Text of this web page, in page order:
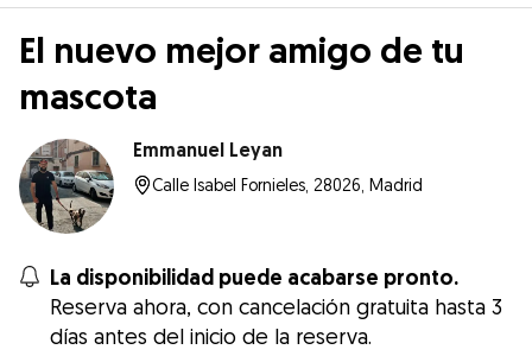
El nuevo mejor amigo de tu
mascota
Emmanuel Leyan
Calle Isabel Fornieles, 28026, Madrid
La disponibilidad puede acabarse pronto.
Reserva ahora, con cancelación gratuita hasta 3
días antes del inicio de la reserva.